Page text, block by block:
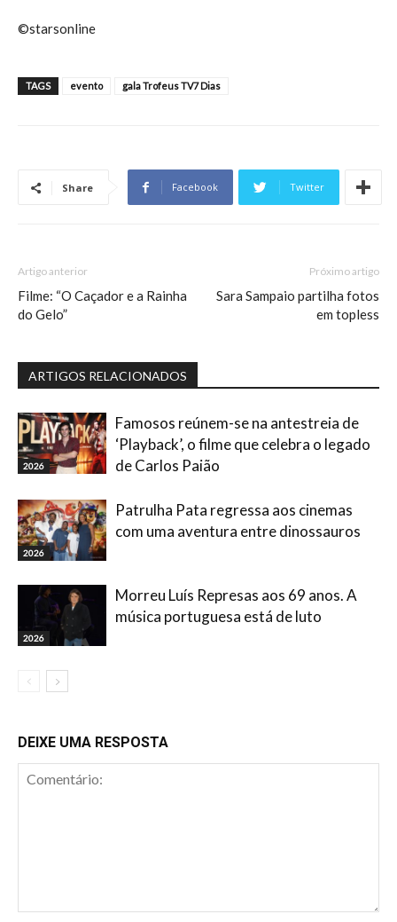
©starsonline
TAGS evento gala Trofeus TV7 Dias
Share Facebook Twitter
Artigo anterior
Filme: “O Caçador e a Rainha
do Gelo”
Próximo artigo
Sara Sampaio partilha fotos
em topless
ARTIGOS RELACIONADOS
2026
Famosos reúnem-se na antestreia de
‘Playback’, o filme que celebra o legado
de Carlos Paião
2026
Patrulha Pata regressa aos cinemas
com uma aventura entre dinossauros
2026
Morreu Luís Represas aos 69 anos. A
música portuguesa está de luto
DEIXE UMA RESPOSTA